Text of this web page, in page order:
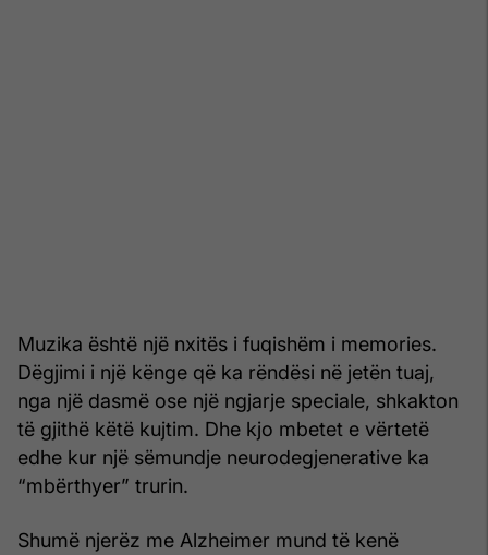
Muzika është një nxitës i fuqishëm i memories.
Dëgjimi i një kënge që ka rëndësi në jetën tuaj,
nga një dasmë ose një ngjarje speciale, shkakton
të gjithë këtë kujtim. Dhe kjo mbetet e vërtetë
edhe kur një sëmundje neurodegjenerative ka
“mbërthyer” trurin.
Shumë njerëz me Alzheimer mund të kenë